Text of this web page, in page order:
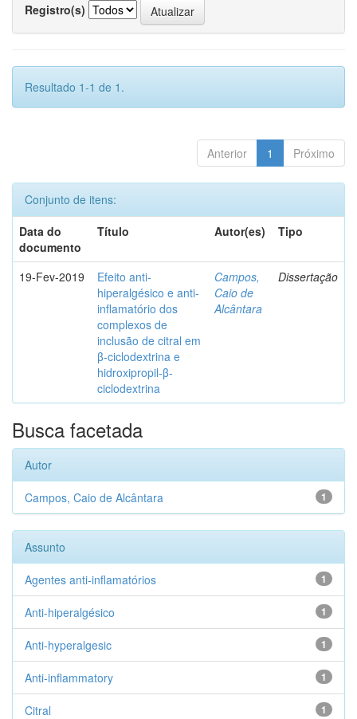
Registro(s)
Resultado 1-1 de 1.
Anterior 1 Próximo
Conjunto de itens:
Data do
documento
Título Autor(es) Tipo
19-Fev-2019
Efeito anti-
hiperalgésico e anti-
inflamatório dos
complexos de
inclusão de citral em
β-ciclodextrina e
hidroxipropil-β-
ciclodextrina
Campos,
Caio de
Alcântara
Dissertação
Busca facetada
Autor
1
Campos, Caio de Alcântara
Assunto
1
Agentes anti-inflamatórios
1
Anti-hiperalgésico
1
Anti-hyperalgesic
1
Anti-inflammatory
1
Citral